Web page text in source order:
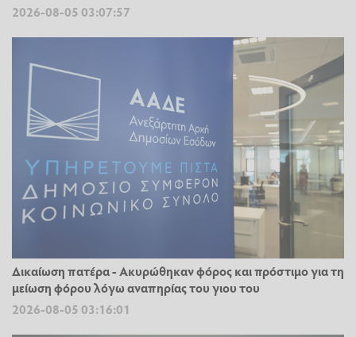
2026-08-05 03:07:57
Δικαίωση πατέρα - Ακυρώθηκαν φόρος και πρόστιμο για τη
μείωση φόρου λόγω αναπηρίας του γιου του
2026-08-05 03:16:01